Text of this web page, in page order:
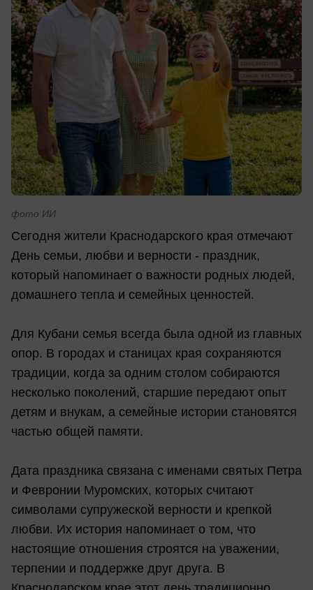
фото ИИ
Сегодня жители Краснодарского края отмечают
День семьи, любви и верности - праздник,
который напоминает о важности родных людей,
домашнего тепла и семейных ценностей.
Для Кубани семья всегда была одной из главных
опор. В городах и станицах края сохраняются
традиции, когда за одним столом собираются
несколько поколений, старшие передают опыт
детям и внукам, а семейные истории становятся
частью общей памяти.
Дата праздника связана с именами святых Петра
и Февронии Муромских, которых считают
символами супружеской верности и крепкой
любви. Их история напоминает о том, что
настоящие отношения строятся на уважении,
терпении и поддержке друг друга. В